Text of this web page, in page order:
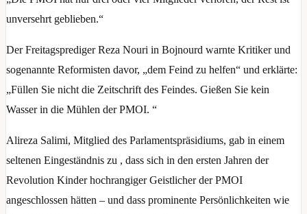
unversehrt geblieben.“
Der Freitagsprediger Reza Nouri in Bojnourd warnte Kritiker und
sogenannte Reformisten davor, „dem Feind zu helfen“ und erklärte:
„Füllen Sie nicht die Zeitschrift des Feindes. Gießen Sie kein
Wasser in die Mühlen der PMOI. “
Alireza Salimi, Mitglied des Parlamentspräsidiums, gab in einem
seltenen Eingeständnis zu , dass sich in den ersten Jahren der
Revolution Kinder hochrangiger Geistlicher der PMOI
angeschlossen hätten – und dass prominente Persönlichkeiten wie